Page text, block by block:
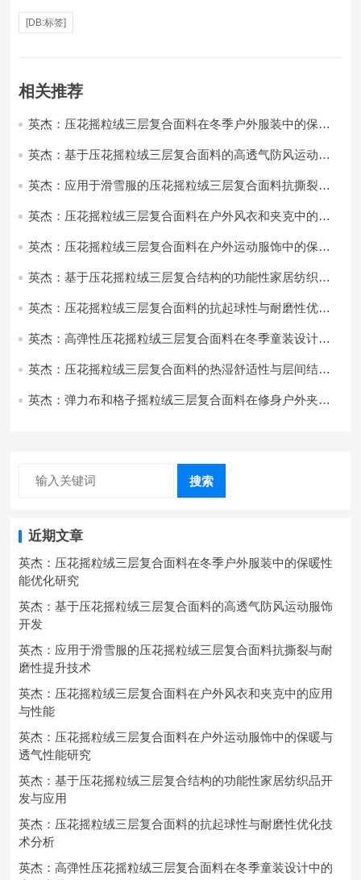
[DB:标签]
相关推荐
英杰：压花摇粒绒三层复合面料在冬季户外服装中的保暖
英杰：基于压花摇粒绒三层复合面料的高透气防风运动服
英杰：应用于滑雪服的压花摇粒绒三层复合面料抗撕裂与
英杰：压花摇粒绒三层复合面料在户外风衣和夹克中的应
英杰：压花摇粒绒三层复合面料在户外运动服饰中的保暖
英杰：基于压花摇粒绒三层复合结构的功能性家居纺织品
英杰：压花摇粒绒三层复合面料的抗起球性与耐磨性优化
英杰：高弹性压花摇粒绒三层复合面料在冬季童装设计中
英杰：压花摇粒绒三层复合面料的热湿舒适性与层间结合
英杰：弹力布和格子摇粒绒三层复合面料在修身户外夹克
搜索
近期文章
英杰：压花摇粒绒三层复合面料在冬季户外服装中的保暖性
能优化研究
英杰：基于压花摇粒绒三层复合面料的高透气防风运动服饰
开发
英杰：应用于滑雪服的压花摇粒绒三层复合面料抗撕裂与耐
磨性提升技术
英杰：压花摇粒绒三层复合面料在户外风衣和夹克中的应用
与性能
英杰：压花摇粒绒三层复合面料在户外运动服饰中的保暖与
透气性能研究
英杰：基于压花摇粒绒三层复合结构的功能性家居纺织品开
发与应用
英杰：压花摇粒绒三层复合面料的抗起球性与耐磨性优化技
术分析
英杰：高弹性压花摇粒绒三层复合面料在冬季童装设计中的